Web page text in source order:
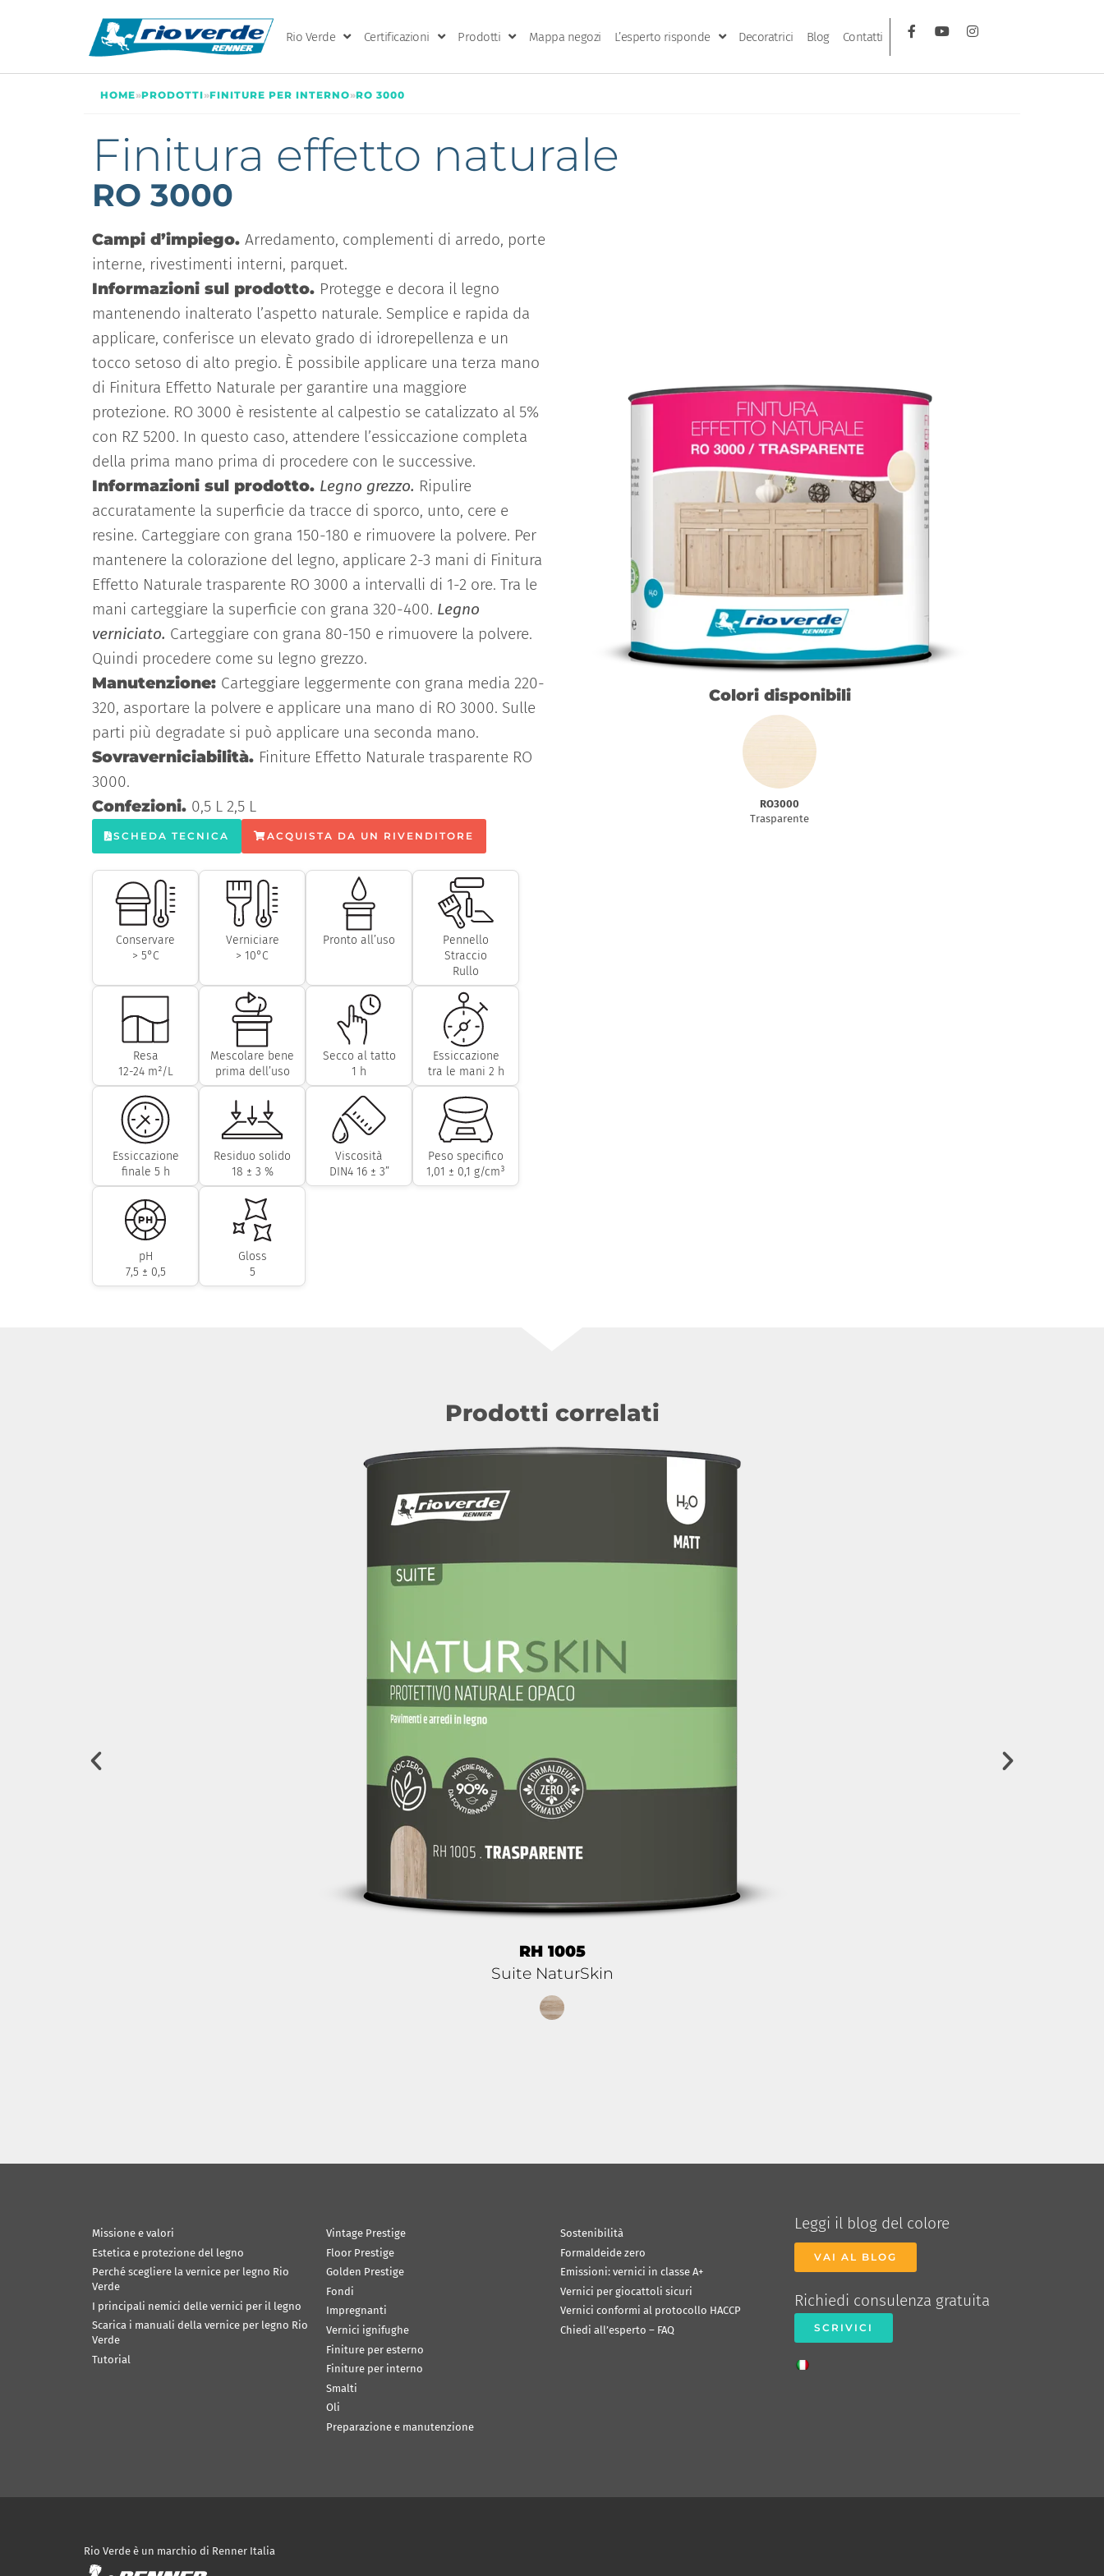
Rio Verde Certificazioni Prodotti Mappa negozi L’esperto risponde Decoratrici Blog Contatti
HOME»PRODOTTI»FINITURE PER INTERNO»RO 3000
Finitura effetto naturale
RO 3000
Campi d’impiego. Arredamento, complementi di arredo, porte
interne, rivestimenti interni, parquet.
Informazioni sul prodotto. Protegge e decora il legno
mantenendo inalterato l’aspetto naturale. Semplice e rapida da
applicare, conferisce un elevato grado di idrorepellenza e un
tocco setoso di alto pregio. È possibile applicare una terza mano
di Finitura Effetto Naturale per garantire una maggiore
protezione. RO 3000 è resistente al calpestio se catalizzato al 5%
con RZ 5200. In questo caso, attendere l’essiccazione completa
della prima mano prima di procedere con le successive.
Informazioni sul prodotto. Legno grezzo. Ripulire
accuratamente la superficie da tracce di sporco, unto, cere e
resine. Carteggiare con grana 150-180 e rimuovere la polvere. Per
mantenere la colorazione del legno, applicare 2-3 mani di Finitura
Effetto Naturale trasparente RO 3000 a intervalli di 1-2 ore. Tra le
mani carteggiare la superficie con grana 320-400. Legno
verniciato. Carteggiare con grana 80-150 e rimuovere la polvere.
Quindi procedere come su legno grezzo.
Manutenzione: Carteggiare leggermente con grana media 220-
320, asportare la polvere e applicare una mano di RO 3000. Sulle
parti più degradate si può applicare una seconda mano.
Sovraverniciabilità. Finiture Effetto Naturale trasparente RO
3000.
Confezioni. 0,5 L 2,5 L
SCHEDA TECNICA ACQUISTA DA UN RIVENDITORE
Conservare
> 5°C
Verniciare
> 10°C
Pronto all’uso
Pennello
Straccio
Rullo
Resa
12-24 m²/L
Mescolare bene
prima dell’uso
Secco al tatto
1 h
Essiccazione
tra le mani 2 h
Essiccazione
finale 5 h
Residuo solido
18 ± 3 %
Viscosità
DIN4 16 ± 3”
Peso specifico
1,01 ± 0,1 g/cm³
pH
7,5 ± 0,5
Gloss
5
Colori disponibili
RO3000
Trasparente
Prodotti correlati
RH 1005
Suite NaturSkin
Missione e valori
Estetica e protezione del legno
Perché scegliere la vernice per legno Rio
Verde
I principali nemici delle vernici per il legno
Scarica i manuali della vernice per legno Rio
Verde
Tutorial
Vintage Prestige
Floor Prestige
Golden Prestige
Fondi
Impregnanti
Vernici ignifughe
Finiture per esterno
Finiture per interno
Smalti
Oli
Preparazione e manutenzione
Sostenibilità
Formaldeide zero
Emissioni: vernici in classe A+
Vernici per giocattoli sicuri
Vernici conformi al protocollo HACCP
Chiedi all’esperto – FAQ
Leggi il blog del colore
VAI AL BLOG
Richiedi consulenza gratuita
SCRIVICI
Rio Verde è un marchio di Renner Italia